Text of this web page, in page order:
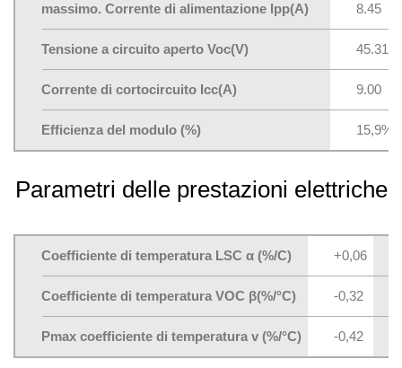
massimo. Corrente di alimentazione lpp(A) 8.45
Tensione a circuito aperto Voc(V) 45.31
Corrente di cortocircuito Icc(A) 9.00
Efficienza del modulo (%) 15,9%
Parametri delle prestazioni elettriche
Coefficiente di temperatura LSC α (%/C) +0,06
Coefficiente di temperatura VOC β(%/°C) -0,32
Pmax coefficiente di temperatura v (%/°C) -0,42